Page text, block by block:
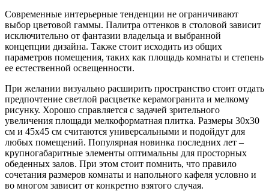
Современные интерьерные тенденции не ограничивают
выбор цветовой гаммы. Палитра оттенков в столовой зависит
исключительно от фантазии владельца и выбранной
концепции дизайна. Также стоит исходить из общих
параметров помещения, таких как площадь комнаты и степень
ее естественной освещенности.
При желании визуально расширить пространство стоит отдать
предпочтение светлой расцветке керамогранита и мелкому
рисунку. Хорошо справляется с задачей зрительного
увеличения площади мелкоформатная плитка. Размеры 30х30
см и 45х45 см считаются универсальными и подойдут для
любых помещений. Популярная новинка последних лет –
крупногабаритные элементы оптимальны для просторных
обеденных залов. При этом стоит помнить, что правило
сочетания размеров комнаты и напольного кафеля условно и
во многом зависит от конкретно взятого случая.